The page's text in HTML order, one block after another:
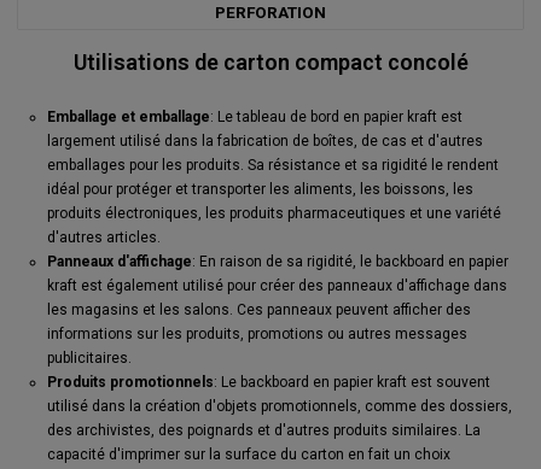
PERFORATION
Utilisations de carton compact concolé
Emballage et emballage: Le tableau de bord en papier kraft est
largement utilisé dans la fabrication de boîtes, de cas et d'autres
emballages pour les produits. Sa résistance et sa rigidité le rendent
idéal pour protéger et transporter les aliments, les boissons, les
produits électroniques, les produits pharmaceutiques et une variété
d'autres articles.
Panneaux d'affichage: En raison de sa rigidité, le backboard en papier
kraft est également utilisé pour créer des panneaux d'affichage dans
les magasins et les salons. Ces panneaux peuvent afficher des
informations sur les produits, promotions ou autres messages
publicitaires.
Produits promotionnels: Le backboard en papier kraft est souvent
utilisé dans la création d'objets promotionnels, comme des dossiers,
des archivistes, des poignards et d'autres produits similaires. La
capacité d'imprimer sur la surface du carton en fait un choix